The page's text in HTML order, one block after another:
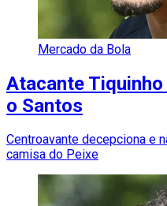
Mercado da Bola
Atacante
o Santos
Centroavante decepciona e
camisa do Peixe